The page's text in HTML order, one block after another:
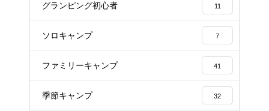
グランピング初心者 11
ソロキャンプ 7
ファミリーキャンプ 41
季節キャンプ 32